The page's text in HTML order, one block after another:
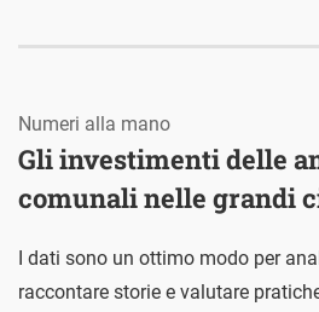
Gli investimenti delle
comunali nelle grandi
Numeri alla mano
I dati sono un ottimo modo per
raccontare storie e valutare